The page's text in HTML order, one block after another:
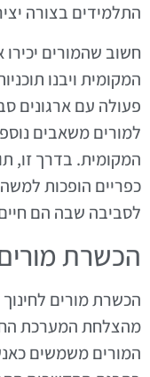
התלמידים בצורה
חשוב שהמורים
המקומית ויבנו
פעולה עם ארגונים
למורים משאבים
המקומית. בדרך זו,
כפריים הופכות
לסביבה שבה הם
הכשרת
הכשרת מורים
מהצלחת המערכת
המורים משמשים